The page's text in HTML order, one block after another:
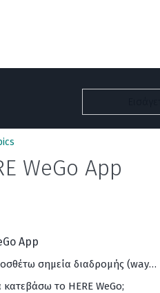
WeGo App
App
Πώς προσθέτω σημεία διαδρομής (waypoints)
κατεβάσω το HERE WeGo;